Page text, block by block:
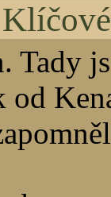
Tady
od